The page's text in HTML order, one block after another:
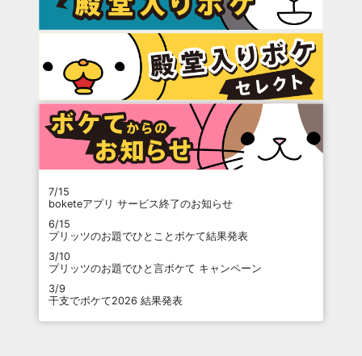
7/15
boketeアプリ サービス終了のお知らせ
6/15
プリッツのお題でひとことボケて結果発表
3/10
プリッツのお題でひと言ボケて キャンペーン
3/9
干支でボケて2026 結果発表